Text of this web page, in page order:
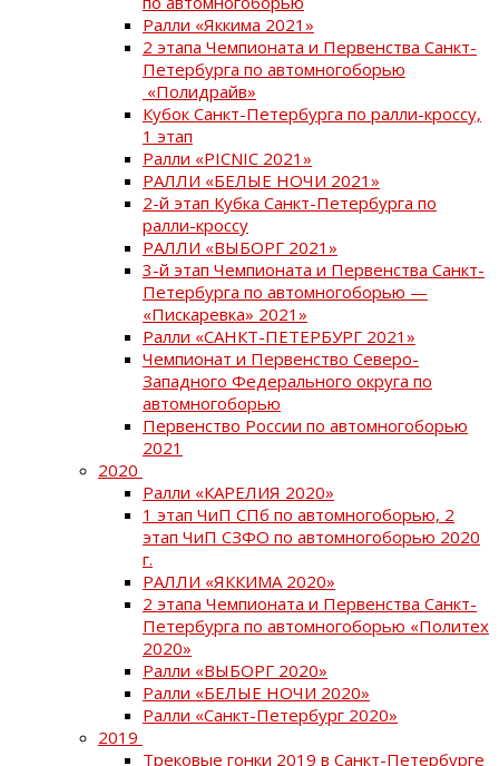
Ралли «Яккима 2021»
2 этапа Чемпионата и Первенства Санкт-
Петербурга по автомногоборью
«Полидрайв»
Кубок Санкт-Петербурга по ралли-кроссу,
1 этап
Ралли «PICNIC 2021»
РАЛЛИ «БЕЛЫЕ НОЧИ 2021»
2-й этап Кубка Санкт-Петербурга по
ралли-кроссу
РАЛЛИ «ВЫБОРГ 2021»
3-й этап Чемпионата и Первенства Санкт-
Петербурга по автомногоборью —
«Пискаревка» 2021»
Ралли «САНКТ-ПЕТЕРБУРГ 2021»
Чемпионат и Первенство Северо-
Западного Федерального округа по
автомногоборью
Первенство России по автомногоборью
2021
2020
Ралли «КАРЕЛИЯ 2020»
1 этап ЧиП СПб по автомногоборью, 2
этап ЧиП СЗФО по автомногоборью 2020
г.
РАЛЛИ «ЯККИМА 2020»
2 этапа Чемпионата и Первенства Санкт-
Петербурга по автомногоборью «Политех
2020»
Ралли «ВЫБОРГ 2020»
Ралли «БЕЛЫЕ НОЧИ 2020»
Ралли «Санкт-Петербург 2020»
2019
Трековые гонки 2019 в Санкт-Петербурге